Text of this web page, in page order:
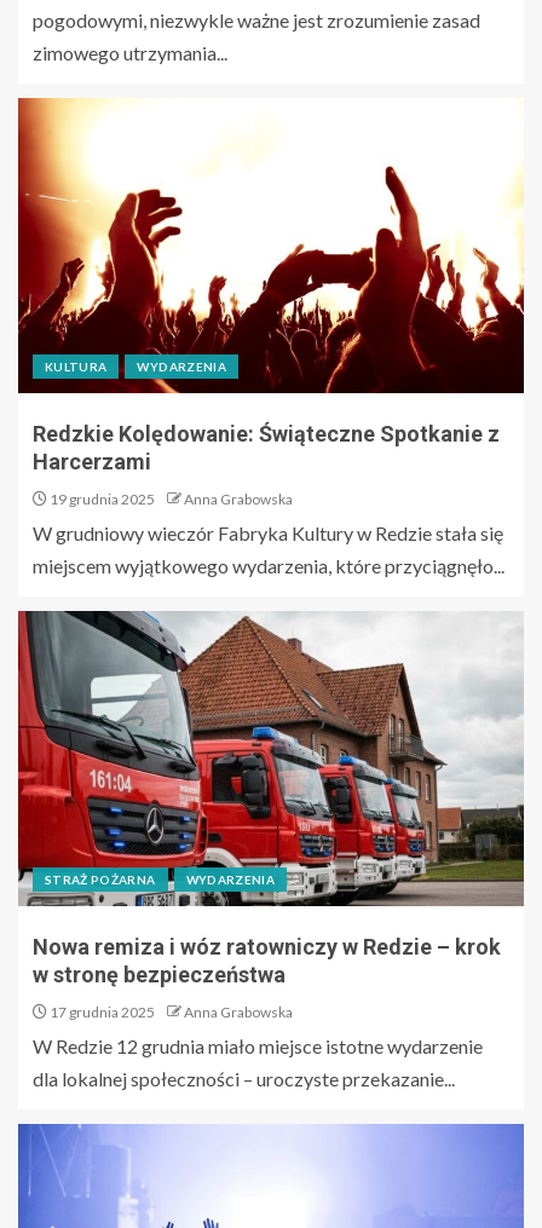
pogodowymi, niezwykle ważne jest zrozumienie zasad
zimowego utrzymania...
KULTURA WYDARZENIA
Redzkie Kolędowanie: Świąteczne Spotkanie z
Harcerzami
19 grudnia 2025 Anna Grabowska
W grudniowy wieczór Fabryka Kultury w Redzie stała się
miejscem wyjątkowego wydarzenia, które przyciągnęło...
STRAŻ POŻARNA WYDARZENIA
Nowa remiza i wóz ratowniczy w Redzie – krok
w stronę bezpieczeństwa
17 grudnia 2025 Anna Grabowska
W Redzie 12 grudnia miało miejsce istotne wydarzenie
dla lokalnej społeczności – uroczyste przekazanie...